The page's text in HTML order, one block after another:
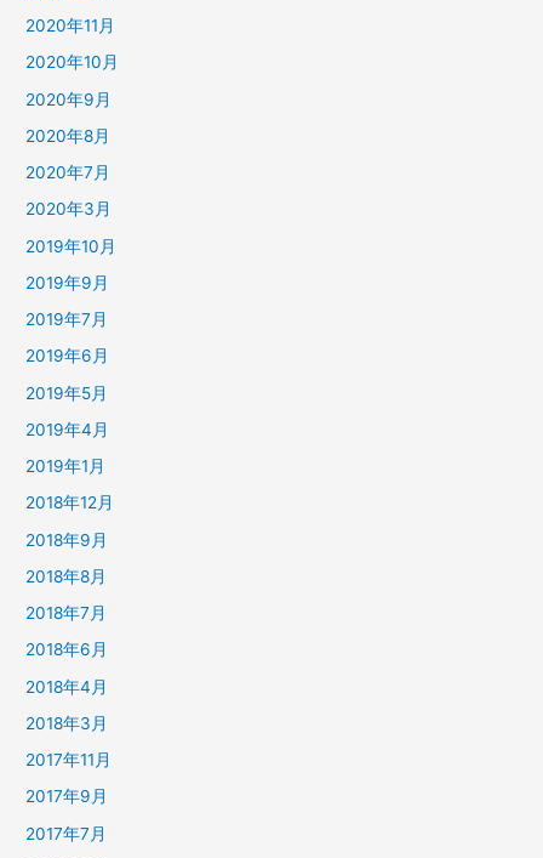
2020年11月
2020年10月
2020年9月
2020年8月
2020年7月
2020年3月
2019年10月
2019年9月
2019年7月
2019年6月
2019年5月
2019年4月
2019年1月
2018年12月
2018年9月
2018年8月
2018年7月
2018年6月
2018年4月
2018年3月
2017年11月
2017年9月
2017年7月